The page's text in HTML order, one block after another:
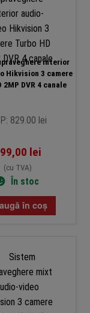
interior
Hikvision 3 camere
2MP DVR 4 canale
829.00 lei
lei
(cu TVA)
În stoc
în coș